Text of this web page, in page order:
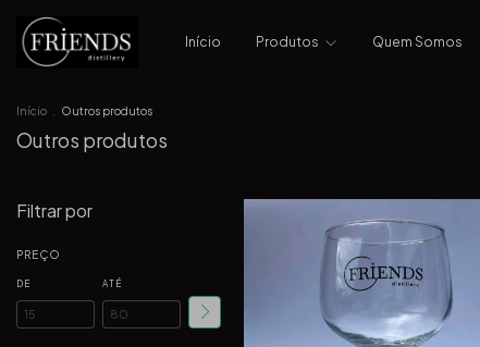
Início Produtos Quem Somos
Início Outros produtos
Outros produtos
Filtrar por
PREÇO
DE ATÉ